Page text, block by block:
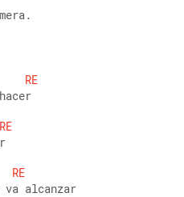
RE
RE
RE
alcanzar